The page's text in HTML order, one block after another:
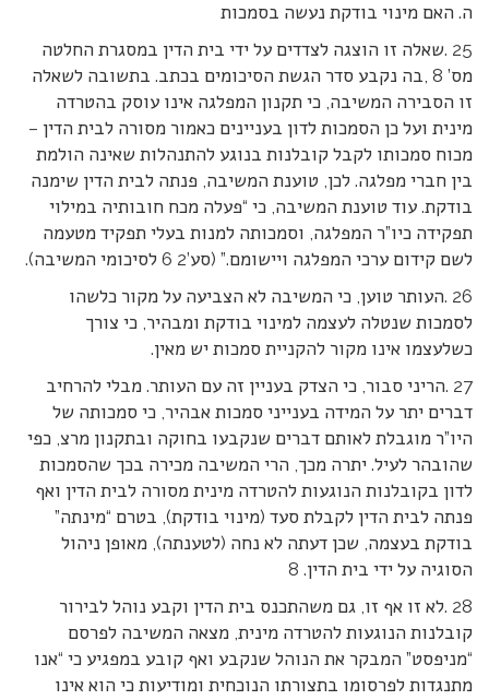
ה. האם מינוי בודקת נעשה בסמכות
25 .שאלה זו הוצגה לצדדים על ידי בית הדין במסגרת החלטה
מס’ 8 ,בה נקבע סדר הגשת הסיכומים בכתב. בתשובה לשאלה
זו הסבירה המשיבה, כי תקנון המפלגה אינו עוסק בהטרדה
מינית ועל כן הסמכות לדון בעניינים כאמור מסורה לבית הדין –
מכוח סמכותו לקבל קובלנות בנוגע להתנהלות שאינה הולמת
בין חברי מפלגה. לכן, טוענת המשיבה, פנתה לבית הדין שימנה
בודקת. עוד טוענת המשיבה, כי “פעלה מכח חובותיה במילוי
תפקידה כיו”ר המפלגה, וסמכותה למנות בעלי תפקיד מטעמה
לשם קידום ערכי המפלגה ויישומם.” (סע’2 6 לסיכומי המשיבה).
26 .העותר טוען, כי המשיבה לא הצביעה על מקור כלשהו
לסמכות שנטלה לעצמה למינוי בודקת ומבהיר, כי צורך
כשלעצמו אינו מקור להקניית סמכות יש מאין.
27 .הריני סבור, כי הצדק בעניין זה עם העותר. מבלי להרחיב
דברים יתר על המידה בענייני סמכות אבהיר, כי סמכותה של
היו”ר מוגבלת לאותם דברים שנקבעו בחוקה ובתקנון מרצ, כפי
שהובהר לעיל. יתרה מכך, הרי המשיבה מכירה בכך שהסמכות
לדון בקובלנות הנוגעות להטרדה מינית מסורה לבית הדין ואף
פנתה לבית הדין לקבלת סעד (מינוי בודקת), בטרם “מינתה”
בודקת בעצמה, שכן דעתה לא נחה (לטענתה), מאופן ניהול
הסוגיה על ידי בית הדין. 8
28 .לא זו אף זו, גם משהתכנס בית הדין וקבע נוהל לבירור
קובלנות הנוגעות להטרדה מינית, מצאה המשיבה לפרסם
“מניפסט” המבקר את הנוהל שנקבע ואף קובע במפגיע כי “אנו
מתנגדות לפרסומו בתצורתו הנוכחית ומודיעות כי הוא אינו